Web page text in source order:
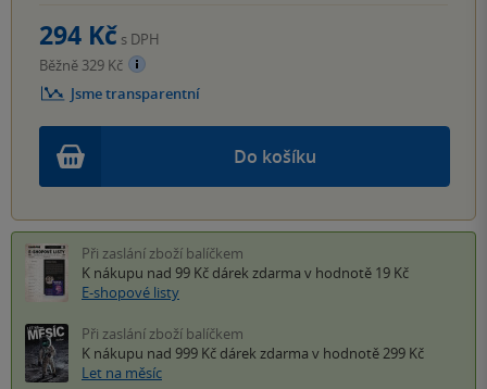
Do košíku
294 Kč s DPH
Běžně 329 Kč
Jsme transparentní
Při zaslání zboží balíčkem
K nákupu nad 99 Kč dárek zdarma v hodnotě 19 Kč
E-shopové listy
Při zaslání zboží balíčkem
K nákupu nad 999 Kč dárek zdarma v hodnotě 299 Kč
Let na měsíc